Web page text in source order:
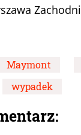
Maymont
wypadek